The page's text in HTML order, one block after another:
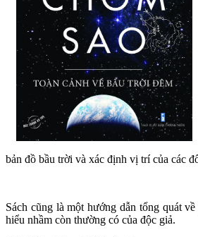
bản đồ bầu trời và xác định vị trí của các
Sách cũng là một hướng dẫn tổng quát
hiểu nhầm còn thường có của độc giả.